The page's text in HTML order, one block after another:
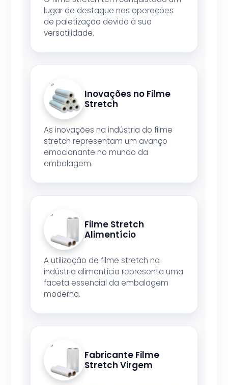
lugar de destaque nas operações
de paletização devido à sua
versatilidade.
Inovações no Filme
Stretch
As inovações na indústria do filme
stretch representam um avanço
emocionante no mundo da
embalagem.
Filme Stretch
Alimentício
A utilização de filme stretch na
indústria alimentícia representa uma
faceta essencial da embalagem
moderna.
Fabricante Filme
Stretch Virgem